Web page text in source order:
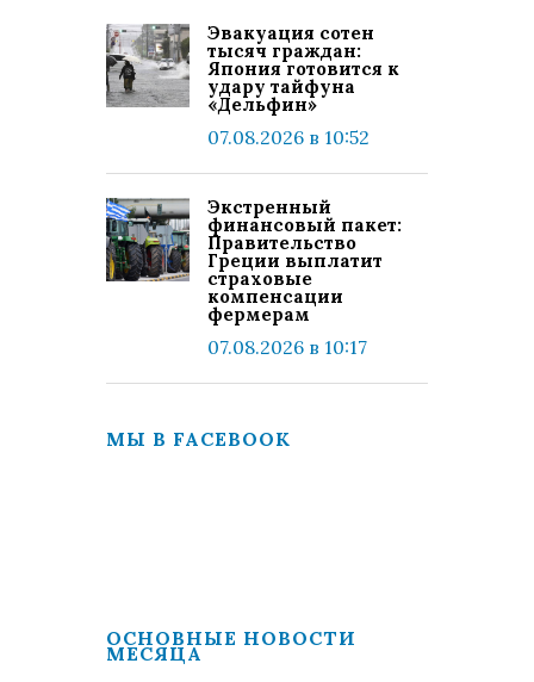
Эвакуация сотен
тысяч граждан:
Япония готовится к
удару тайфуна
«Дельфин»
07.08.2026 в 10:52
Экстренный
финансовый пакет:
Правительство
Греции выплатит
страховые
компенсации
фермерам
07.08.2026 в 10:17
МЫ В FACEBOOK
ОСНОВНЫЕ НОВОСТИ
МЕСЯЦА